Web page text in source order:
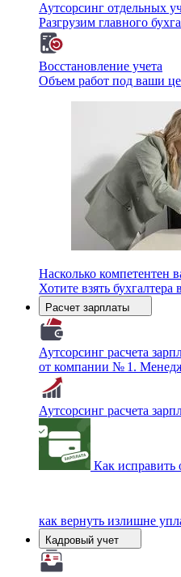
Аутсорсинг отдельных
Разгрузим главного
Восстановление учета
Объем работ под ваши
Насколько компетентен
Хотите взять
Расчет зарплаты
Аутсорсинг расчета
от компании № 1.
Аутсорсинг расчета
Как исправить
как вернуть излишне
Кадровый учет